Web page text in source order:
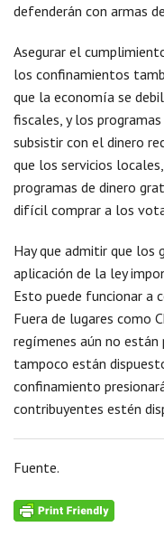
defenderán con armas
Asegurar el
los confinamientos
que la economía se
fiscales, y los
subsistir con el dinero
que los servicios
programas de dinero
difícil comprar a los
Hay que admitir que los
aplicación de la ley
Esto puede funcionar a
Fuera de lugares como
regímenes aún no están
tampoco están
confinamiento
contribuyentes estén
Fuente.